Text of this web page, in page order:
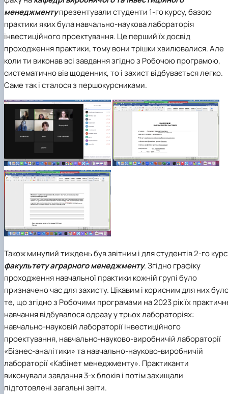
менеджментупрезентували студенти 1-го курсу, базою
практики яких була навчально-наукова лабораторія
інвестиційного проектування. Це перший їх досвід
проходження практики, тому вони трішки хвилювалися. Але
коли ти виконав всі завдання згідно з Робочою програмою,
систематично вів щоденник, то і захист відбувається легко.
Саме так і сталося з першокурсниками.
Також минулий тиждень був звітним і для студентів 2-го
факультету аграрного менеджменту. Згідно графіку
проходження навчальної практики кожній групі було
призначено час для захисту. Цікавим і корисним для них
те, що згідно з Робочими програмами на 2023 рік їх
навчання відбувалося одразу у трьох лабораторіях:
навчально-науковій лабораторії інвестиційного
проектування, навчально-науково-виробничій лабораторії
«Бізнес-аналітики» та навчально-науково-виробничій
лабораторії «Кабінет менеджменту». Практиканти
виконували завдання 3-х блоків і потім захищали
підготовлені загальні звіти.